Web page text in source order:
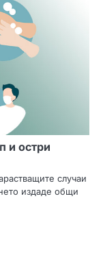
и остри
случаи
издаде общи